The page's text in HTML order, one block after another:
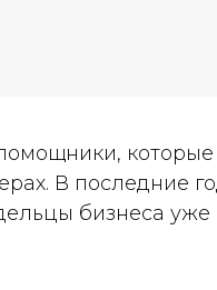
которые
В последние
бизнеса